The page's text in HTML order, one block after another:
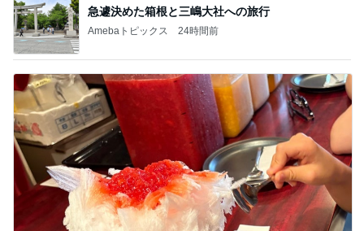
高級なお子様ランチに切ない一言
Amebaトピックス
記事を読む
我が家の定番になった冷やし中華
Amebaトピックス 1日前
ジャンル人気記事ランキング